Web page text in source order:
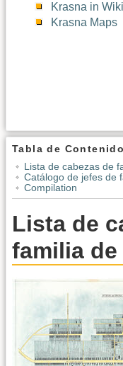
Krasna in
Krasna Maps
Tabla de
Lista de cabezas de
Catálogo de jefes de
Compilation
Lista de
familia de